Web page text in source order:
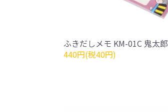
ふきだしメモ KM-01C 鬼太郎
440円(税40円)